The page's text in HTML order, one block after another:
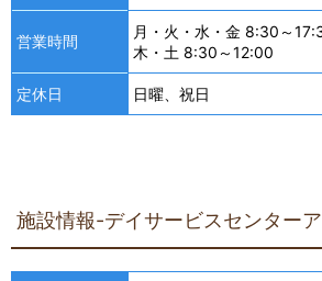
営業時間
月・火・水・金 8:30～
木・土 8:30～12:00
定休日 日曜、祝日
施設情報-デイサービスセンター